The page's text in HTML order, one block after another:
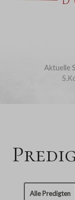
Aktuelle
Alle Predigten